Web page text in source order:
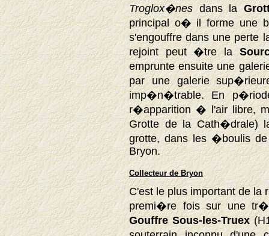
Troglox�nes dans la
principal o� il forme une
s'engouffre dans une
rejoint peut �tre la
emprunte ensuite une
par une galerie
imp�n�trable. En
r�apparition � l'air libre,
Grotte de la Cath�drale)
grotte, dans les �boulis
Bryon.
Collecteur de Bryon
C'est le plus important de la
premi�re fois sur une
Gouffre Sous-les-Truex